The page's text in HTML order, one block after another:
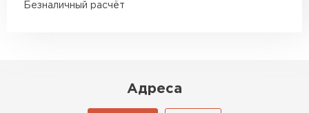
Безналичный расчёт
Адреса